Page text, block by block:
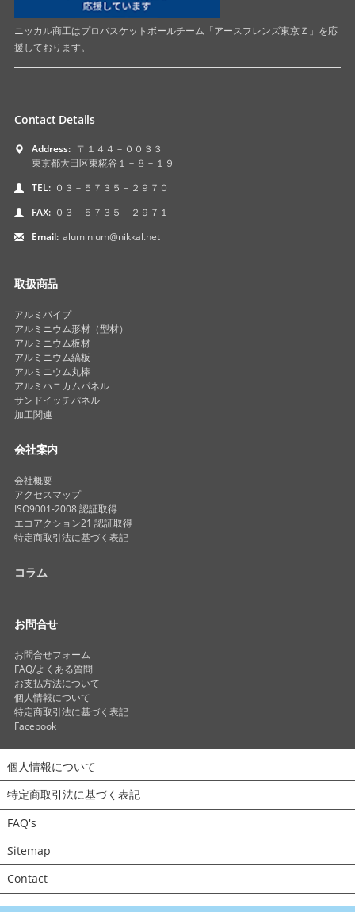
ニッカル商工はプロバスケットボールチーム「アースフレンズ東京Ｚ」を応
援しております。
Contact Details
Address: 〒１４４－００３３
東京都大田区東糀谷１－８－１９
TEL: ０３－５７３５－２９７０
FAX: ０３－５７３５－２９７１
Email: aluminium@nikkal.net
取扱商品
アルミパイプ
アルミニウム形材（型材）
アルミニウム板材
アルミニウム縞板
アルミニウム丸棒
アルミハニカムパネル
サンドイッチパネル
加工関連
会社案内
会社概要
アクセスマップ
ISO9001-2008 認証取得
エコアクション21 認証取得
特定商取引法に基づく表記
コラム
お問合せ
お問合せフォーム
FAQ/よくある質問
お支払方法について
個人情報について
特定商取引法に基づく表記
Facebook
個人情報について
特定商取引法に基づく表記
FAQ's
Sitemap
Contact